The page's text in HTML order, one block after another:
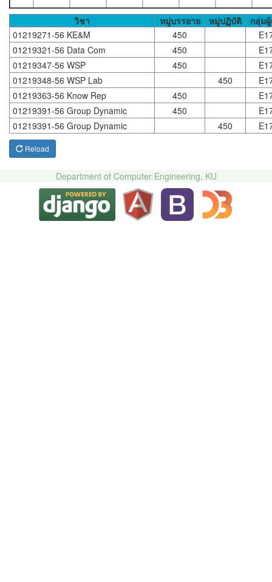
วิชา หมู่บรรยาย หมู่ปฏิบัติ
กลุ่ม
01219271-56 KE&M
450
01219321-56 Data Com
450
01219347-56 WSP
450
01219348-56 WSP Lab
450
01219363-56 Know Rep
450
01219391-56 Group Dynamic
450
01219391-56 Group Dynamic
450
Reload
Department of Computer Engineering, KU